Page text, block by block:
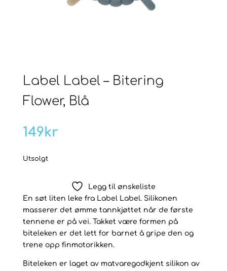
Label Label – Bitering
Flower, Blå
149kr
Utsolgt
Legg til ønskeliste
En søt liten leke fra Label Label. Silikonen
masserer det ømme tannkjøttet når de første
tennene er på vei. Takket være formen på
biteleken er det lett for barnet å gripe den og
trene opp finmotorikken.
Biteleken er laget av matvaregodkjent silikon av